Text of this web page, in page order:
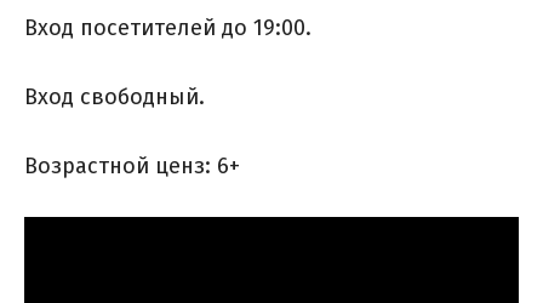
Вход посетителей до 19:00.
Вход свободный.
Возрастной ценз: 6+